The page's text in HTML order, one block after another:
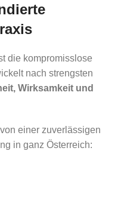
die kompromisslose
nach strengsten
Wirksamkeit und
einer zuverlässigen
in ganz Österreich: